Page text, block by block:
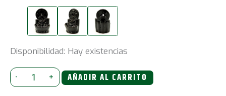
Disponibilidad: Hay existencias
-
Quemador
de
+ AÑADIR AL CARRITO